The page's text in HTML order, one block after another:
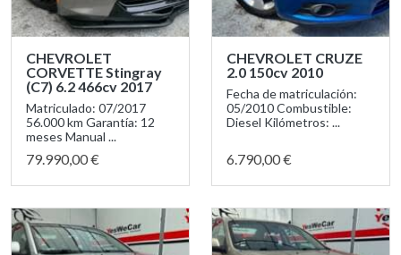
CHEVROLET
CORVETTE Stingray
(C7) 6.2 466cv 2017
Matriculado: 07/2017
56.000 km Garantía: 12
meses Manual ...
79.990,00 €
CHEVROLET CRUZE
2.0 150cv 2010
Fecha de matriculación:
05/2010 Combustible:
Diesel Kilómetros: ...
6.790,00 €